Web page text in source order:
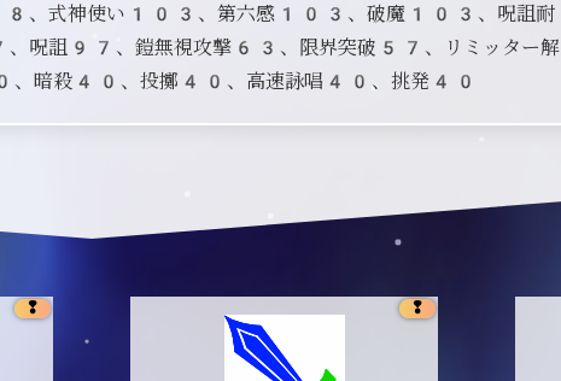
式神使い103、第六感103、破魔103、呪詛耐
詛97、鎧無視攻撃63、限界突破57、リミッター解
暗殺40、投擲40、高速詠唱40、挑発40
❢ ❢